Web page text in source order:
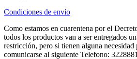
Condiciones de envío
Como estamos en cuarentena por el
todos los productos van a ser entregados
restricción, pero si tienen alguna
comunicarse al siguiente Telefono: